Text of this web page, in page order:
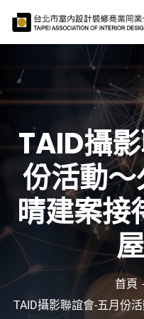
TAID攝
份活動
晴建案接
首頁
TAID攝影聯誼會-五月份